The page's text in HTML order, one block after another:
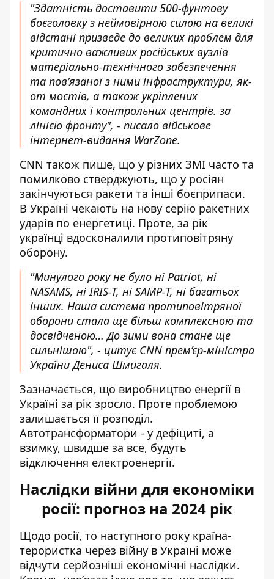
"Здатність доставити 500-фунтову
боєголовку з неймовірною силою на великі
відстані призведе до великих проблем для
критично важливих російських вузлів
матеріально-технічного забезпечення
та пов’язаної з ними інфраструктури, як-
от мостів, а також укріплених
командних і контрольних центрів. за
лінією фронту", - писало військове
інтернет-видання WarZone.
CNN також пише, що у різних ЗМІ часто та
помилково стверджують, що у росіян
закінчуються ракети та інші боєприпаси.
В Україні чекають на нову серію ракетних
ударів по енергетиці. Проте, за рік
українці вдосконалили протиповітряну
оборону.
"Минулого року не було ні Patriot, ні
NASAMS, ні IRIS-T, ні SAMP-T, ні багатьох
інших. Наша система протиповітряної
оборони стала ще більш комплексною та
досвідченою… До зими вона стане ще
сильнішою", - цитує CNN прем’єр-міністра
України Дениса Шмигаля.
Зазначається, що виробництво енергії в
Україні за рік зросло. Проте проблемою
залишається її розподіл.
Автотрансформатори - у дефіциті, а
взимку, швидше за все, будуть
відключення електроенергії.
Наслідки війни для економіки
росії: прогноз на 2024 рік
Щодо росії, то наступного року країна-
терористка через війну в Україні може
відчути серйозніші економічні наслідки.